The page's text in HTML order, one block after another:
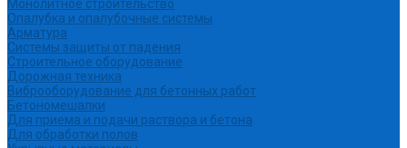
Монолитное строительство
Опалубка и опалубочные системы
Арматура
Системы защиты от падения
Строительное оборудование
Дорожная техника
Виброоборудование для бетонных работ
Бетономешалки
Для приема и подачи раствора и бетона
Для обработки полов